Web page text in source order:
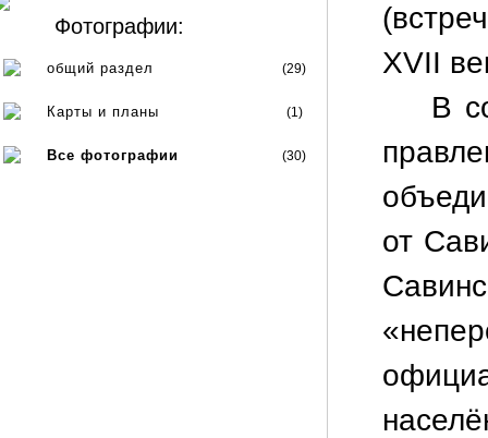
Фотографии:
общий раздел (29)
Карты и планы (1)
Все фотографии (30)
XVII
В
от